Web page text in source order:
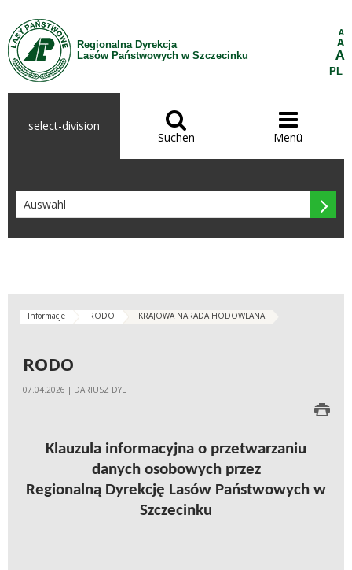
Zum Inhalt wechseln
Regionalna Dyrekcja
Lasów Państwowych w Szczecinku
A
A
A
PL
select-division 
Suchen

Menü

Informacje RODO KRAJOWA NARADA HODOWLANA
RODO
07.04.2026 | DARIUSZ DYL
Klauzula informacyjna o przetwarzaniu
danych osobowych przez
Regionalną Dyrekcję Lasów Państwowych w
Szczecinku